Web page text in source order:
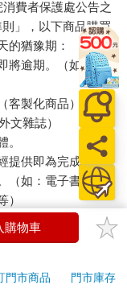
費者保護處公告之
則」，以下商品購買
的猶豫期：
將逾期。（如：生
客製化商品）
文雜誌）
提供即為完成之線
（如：電子書、電
褲、刮鬍刀、除毛
豫期（含例假
購物車
門市商品
門市庫存